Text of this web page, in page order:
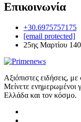
Επικοινωνία
+30.6975757175
[email protected]
25ης Μαρτίου
Αξιόπιστες ειδήσεις,
Μείνετε ενημερωμένοι
Ελλάδα και τον κόσμο.